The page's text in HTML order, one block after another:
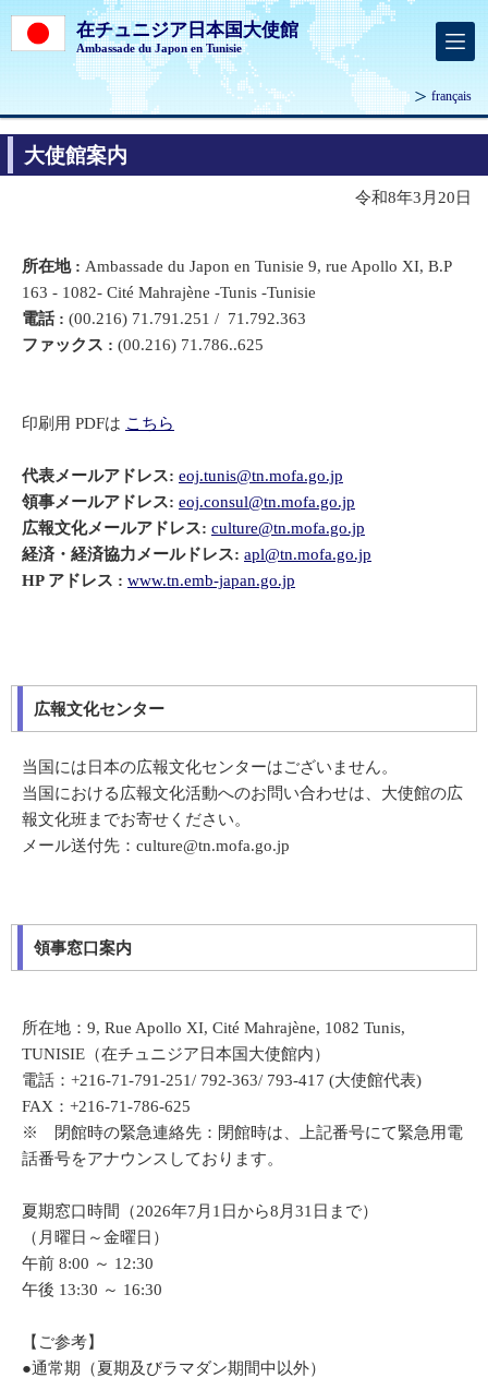
在チュニジア日本国大使館
Ambassade du Japon en Tunisie
français
大使館案内
令和8年3月20日
所在地 : Ambassade du Japon en Tunisie 9, rue Apollo XI, B.P
163 - 1082- Cité Mahrajène -Tunis -Tunisie
電話 : (00.216) 71.791.251 / 71.792.363
ファックス : (00.216) 71.786..625
印刷用 PDFは こちら
代表メールアドレス: eoj.tunis@tn.mofa.go.jp
領事メールアドレス: eoj.consul@tn.mofa.go.jp
広報文化メールアドレス: culture@tn.mofa.go.jp
経済・経済協力メールドレス: apl@tn.mofa.go.jp
HP アドレス : www.tn.emb-japan.go.jp
広報文化センター
当国には日本の広報文化センターはございません。
当国における広報文化活動へのお問い合わせは、大使館の広
報文化班までお寄せください。
メール送付先：culture@tn.mofa.go.jp
領事窓口案内
所在地：9, Rue Apollo XI, Cité Mahrajène, 1082 Tunis,
TUNISIE（在チュニジア日本国大使館内）
電話：+216-71-791-251/ 792-363/ 793-417 (大使館代表)
FAX：+216-71-786-625
※ 閉館時の緊急連絡先：閉館時は、上記番号にて緊急用電
話番号をアナウンスしております。
夏期窓口時間（2026年7月1日から8月31日まで）
（月曜日～金曜日）
午前 8:00 ～ 12:30
午後 13:30 ～ 16:30
【ご参考】
●通常期（夏期及びラマダン期間中以外）